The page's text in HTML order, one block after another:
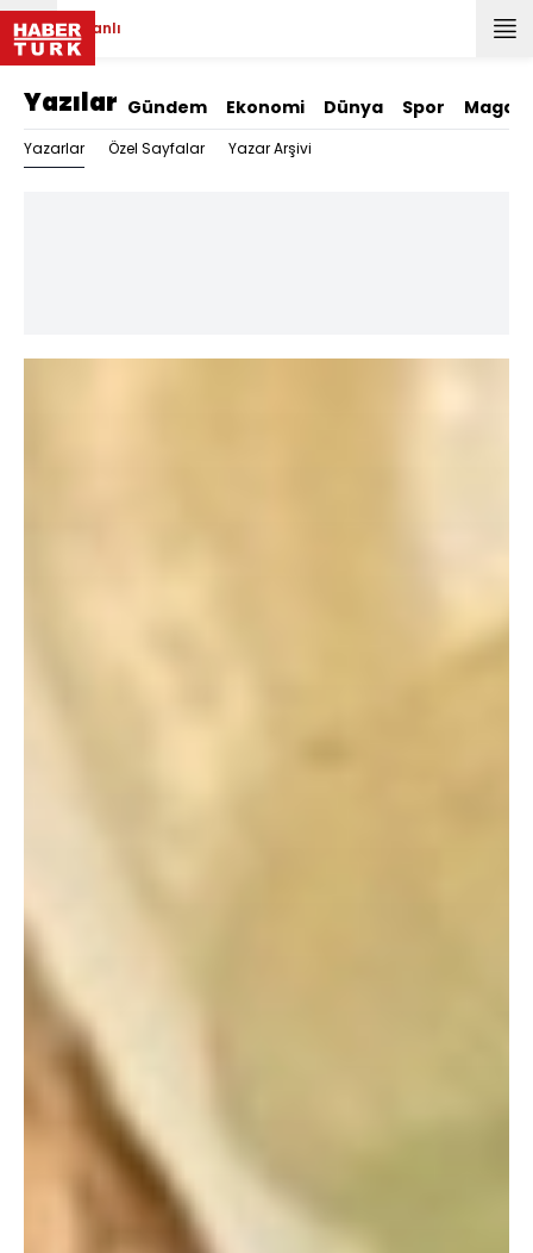
Canlı
Yazılar Gündem Ekonomi Dünya Spor
Yazarlar Özel Sayfalar Yazar Arşivi